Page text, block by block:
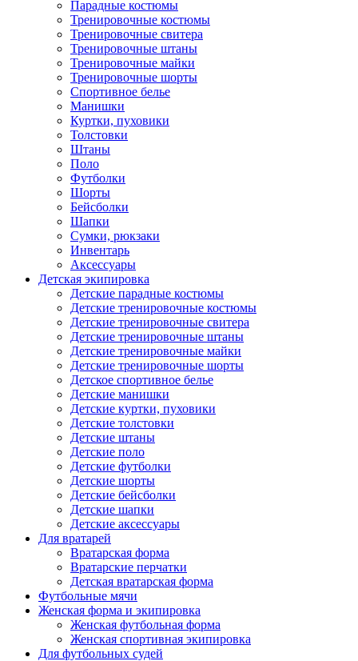
Парадные костюмы
Тренировочные костюмы
Тренировочные свитера
Тренировочные штаны
Тренировочные майки
Тренировочные шорты
Спортивное белье
Манишки
Куртки, пуховики
Толстовки
Штаны
Поло
Футболки
Шорты
Бейсболки
Шапки
Сумки, рюкзаки
Инвентарь
Аксессуары
Детская экипировка
Детские парадные костюмы
Детские тренировочные костюмы
Детские тренировочные свитера
Детские тренировочные штаны
Детские тренировочные майки
Детские тренировочные шорты
Детское спортивное белье
Детские манишки
Детские куртки, пуховики
Детские толстовки
Детские штаны
Детские поло
Детские футболки
Детские шорты
Детские бейсболки
Детские шапки
Детские аксессуары
Для вратарей
Вратарская форма
Вратарские перчатки
Детская вратарская форма
Футбольные мячи
Женская форма и экипировка
Женская футбольная форма
Женская спортивная экипировка
Для футбольных судей